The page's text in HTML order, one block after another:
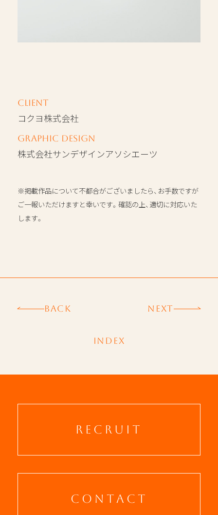
Client
コクヨ株式会社
Graphic Design
株式会社サンデザインアソシエーツ
※掲載作品について不都合がございましたら、お手数ですが
ご一報いただけますと幸いです。確認の上、適切に対応いた
します。
BACK NEXT
INDEX
RECRUIT
CONTACT